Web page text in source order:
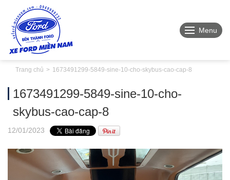
Menu
Trang chủ 1673491299-5849-sine-10-cho-skybus-cao-cap-8
1673491299-5849-sine-10-cho-
skybus-cao-cap-8
12/01/2023